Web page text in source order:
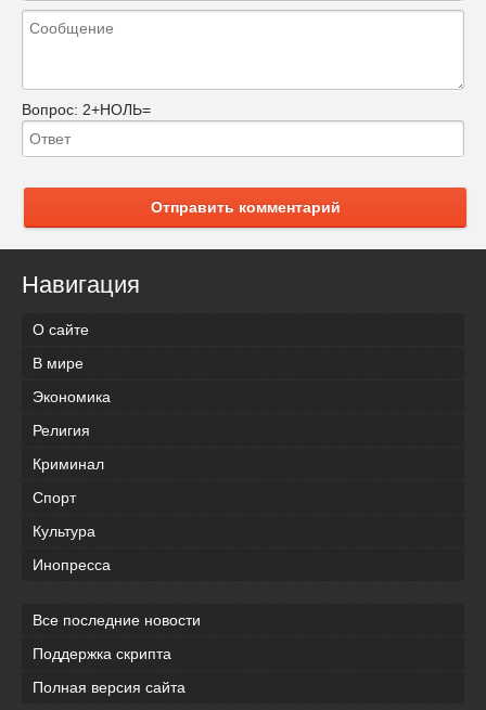
Вопрос: 2+НОЛЬ=
Отправить комментарий
Навигация
О сайте
В мире
Экономика
Религия
Криминал
Спорт
Культура
Инопресса
Все последние новости
Поддержка скрипта
Полная версия сайта